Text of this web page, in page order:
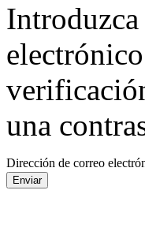
una
Dirección de correo